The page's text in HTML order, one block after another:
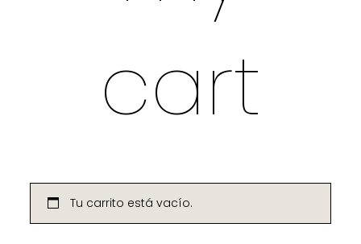
cart
Tu carrito está vacío.